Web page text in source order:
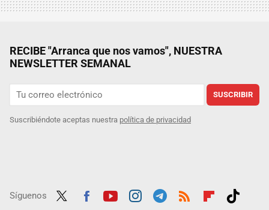
RECIBE "Arranca que nos vamos", NUESTRA
NEWSLETTER SEMANAL
SUSCRIBIR
Suscribiéndote aceptas nuestra política de privacidad
Síguenos